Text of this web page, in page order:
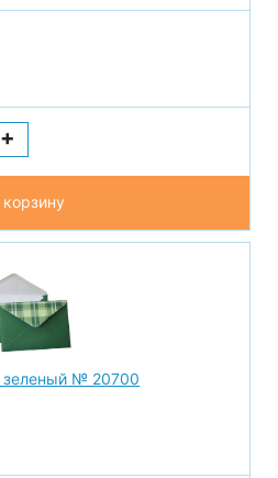
+
корзину
зеленый № 20700